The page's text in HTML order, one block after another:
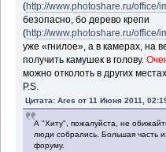
(http://www.photoshare.ru/office/
безопасно, бо дерево крепи
(http://www.photoshare.ru/office/
уже «гнилое», а в камерах, на
получить камушек в голову.
можно отколоть в других
P.S.
Цитата: Ares от 11 Июня 2011,
А "Хиту", пожалуйста, не
люди собрались. Большая часть
форуму.